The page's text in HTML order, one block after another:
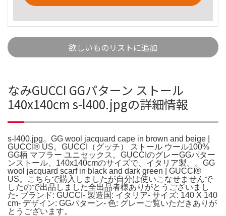
欲しいものリストに追加
なみGUCCI GGパターン ストール
140x140cm s-l400.jpgの詳細情報
s-l400.jpg。GG wool jacquard cape in brown and beige |
GUCCI® US。GUCCI（グッチ） ストール ウール100%
GG柄 マフラー ユニセックス。GUCCIのグレーGGパター
ンストール、140x140cmのサイズで、イタリア製。。GG
wool jacquard scarf in black and dark green | GUCCI®
US。こちらで購入しましたが自分は使いこなせませんで
したので出品しました全出品者様ありがとうございまし
た- ブランド: GUCCI- 製造国: イタリア- サイズ: 140 X 140
cm- デザイン: GGパターン- 色: グレーご覧いただきありが
とうございます。